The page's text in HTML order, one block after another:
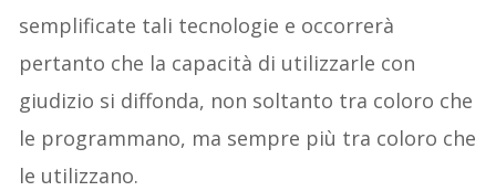
semplificate tali tecnologie e occorrerà
pertanto che la capacità di utilizzarle con
giudizio si diffonda, non soltanto tra coloro che
le programmano, ma sempre più tra coloro che
le utilizzano.